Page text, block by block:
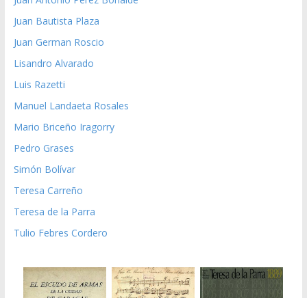
Juan Bautista Plaza
Juan German Roscio
Lisandro Alvarado
Luis Razetti
Manuel Landaeta Rosales
Mario Briceño Iragorry
Pedro Grases
Simón Bolívar
Teresa Carreño
Teresa de la Parra
Tulio Febres Cordero